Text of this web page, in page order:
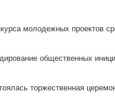
молодежных проектов
общественных
торжественная